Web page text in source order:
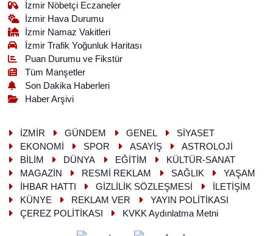
İzmir Nöbetçi Eczaneler
İzmir Hava Durumu
İzmir Namaz Vakitleri
İzmir Trafik Yoğunluk Haritası
Puan Durumu ve Fikstür
Tüm Manşetler
Son Dakika Haberleri
Haber Arşivi
İZMİR GÜNDEM GENEL
SİYASET
EKONOMİ
SPOR ASAYİŞ
ASTROLOJİ
BİLİM
DÜNYA EĞİTİM
KÜLTÜR-SANAT
MAGAZİN
RESMİ REKLAM SAĞLIK
YAŞAM
İHBAR HATTI
GİZLİLİK SÖZLEŞMESİ
İLETİŞİM
KÜNYE
REKLAM VER
YAYIN POLİTİKASI
ÇEREZ POLİTİKASI
KVKK Aydınlatma Metni